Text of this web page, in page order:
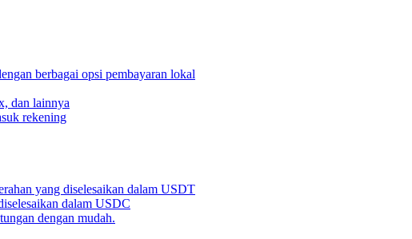
berbagai opsi pembayaran lokal
dan lainnya
rekening
yang diselesaikan dalam USDT
dalam USDC
dengan mudah.